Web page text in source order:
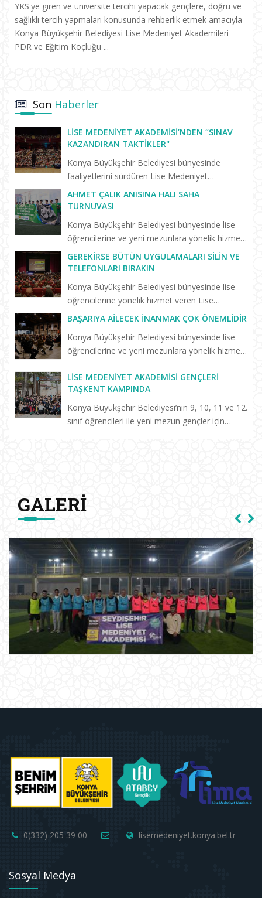
YKS'ye giren ve üniversite tercihi yapacak gençlere, doğru ve
sağlıklı tercih yapmaları konusunda rehberlik etmek amacıyla
Konya Büyükşehir Belediyesi Lise Medeniyet Akademileri
PDR ve Eğitim Koçluğu ...
Son Haberler
LISE MEDENIYET AKADEMISI’NDEN “SINAV
KAZANDIRAN TAKTIKLER"
Konya Büyükşehir Belediyesi bünyesinde
faaliyetlerini sürdüren Lise Medeniyet
Akademisi’nde “Birlikte Başaracağız”
programları yeni eğitim öğretim dönemiyle
AHMET ÇALIK ANISINA HALI SAHA
TURNUVASI
Konya Büyükşehir Belediyesi bünyesinde lise
öğrencilerine ve yeni mezunlara yönelik hizmet
veren Lise Medeniyet Akademisi’nde trafik
kazasında hayatını kaybeden Konyasporlu
GEREKIRSE BÜTÜN UYGULAMALARI SILIN VE
TELEFONLARI BIRAKIN
Konya Büyükşehir Belediyesi bünyesinde lise
öğrencilerine yönelik hizmet veren Lise
Medeniyet Akademisi’nin “Birlikte Başaracağız”
programları sürüyor. Selçuklu Kongre
Merkezi’nde düzenlenen “Başarm...
BAŞARIYA AILECEK İNANMAK ÇOK ÖNEMLIDIR
Konya Büyükşehir Belediyesi bünyesinde lise
öğrencilerine ve yeni mezunlara yönelik hizmet
tarafından düzenlenen konferansa katılan Prof.
Dr. Erdal Hamarta, a...
LISE MEDENIYET AKADEMISI GENÇLERI
TAŞKENT KAMPINDA
Konya Büyükşehir Belediyesi’nin 9, 10, 11 ve 12.
sınıf öğrencileri ile yeni mezun gençler için
GALERI
0(332) 205 39 00 lisemedeniyet.konya.bel.tr
Sosyal Medya